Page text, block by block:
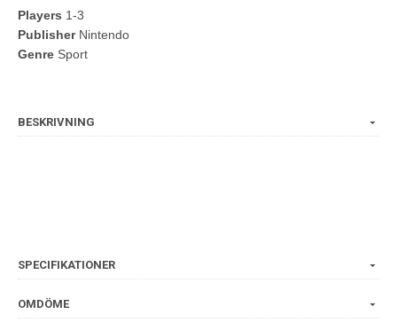
Players 1-3
PublisherNintendo
Genre Sport
BESKRIVNING
SPECIFIKATIONER
OMDÖME